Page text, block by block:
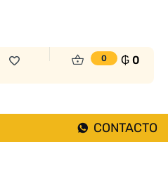
0 ₲0
CONTACTO